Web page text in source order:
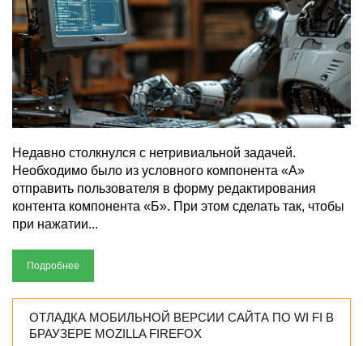
Недавно столкнулся с нетривиальной задачей.
Необходимо было из условного компонента «А»
отправить пользователя в форму редактирования
контента компонента «Б». При этом сделать так, чтобы
при нажатии...
Подробнее
ОТЛАДКА МОБИЛЬНОЙ ВЕРСИИ САЙТА ПО WI FI В
БРАУЗЕРЕ MOZILLA FIREFOX